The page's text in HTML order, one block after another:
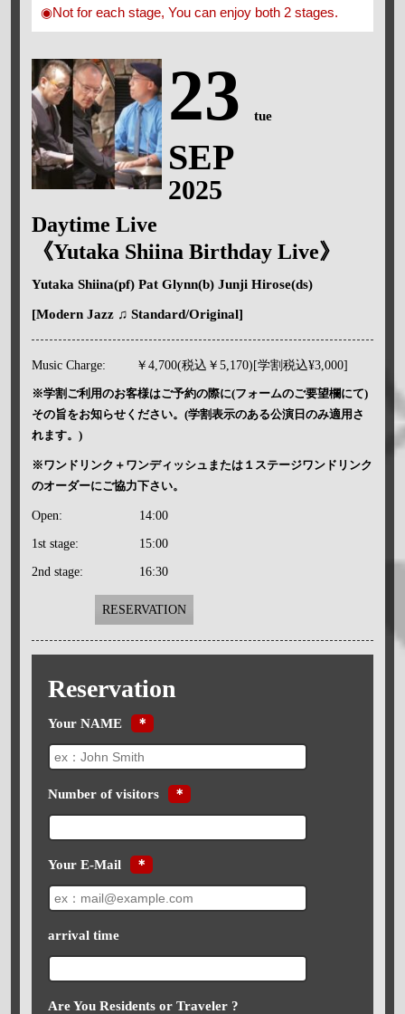
◉Not for each stage, You can enjoy both 2 stages.
23 tue
SEP
2025
Daytime Live
《Yutaka Shiina Birthday Live》
Yutaka Shiina(pf) Pat Glynn(b) Junji Hirose(ds)
[Modern Jazz ♫ Standard/Original]
Music Charge: ￥4,700(税込￥5,170)[学割税込¥3,000]
※学割ご利用のお客様はご予約の際に(フォームのご要望欄にて)
その旨をお知らせください。(学割表示のある公演日のみ適用さ
れます。)
※ワンドリンク＋ワンディッシュまたは１ステージワンドリンク
のオーダーにご協力下さい。
Open: 14:00
1st stage: 15:00
2nd stage: 16:30
RESERVATION
Reservation
Your NAME ＊
Number of visitors ＊
Your E-Mail ＊
arrival time
Are You Residents or Traveler ?